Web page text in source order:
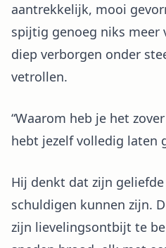
aantrekkelijk, mooi
spijtig genoeg niks meer
diep verborgen onder
vetrollen.
“Waarom heb je het
hebt jezelf volledig laten
Hij denkt dat zijn geliefde
schuldigen kunnen zijn.
zijn lievelingsontbijt te